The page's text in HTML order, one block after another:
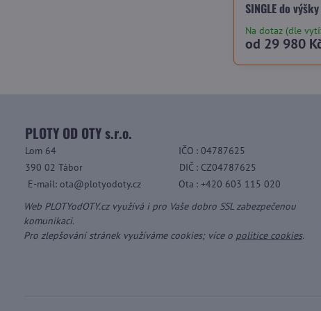
SINGLE do
Na dotaz (dle
od 29 980
PLOTY OD OTY s.r.o.
Lom 64 IČO : 04787625
390 02 Tábor
DIČ : CZ04787625
E-mail: ota@plotyodoty.cz
Ota : +420 603 115 020
Web PLOTYodOTY.cz využívá i pro Vaše dobro SSL zabezpečenou
komunikaci.
Pro zlepšování stránek využíváme cookies; více o politice cookies.